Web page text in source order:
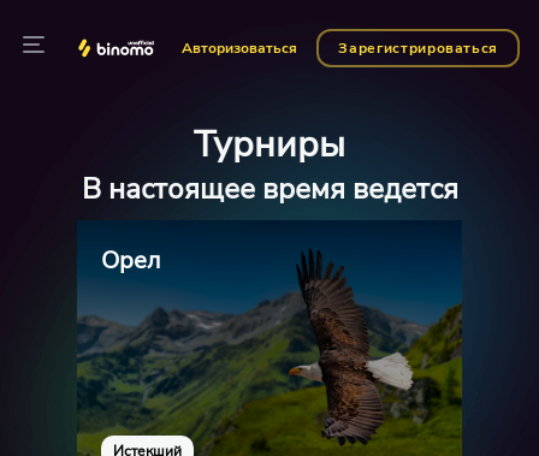
Авторизоваться Зарегистрироваться
Турниры
В настоящее время ведется
Орел
Истекший